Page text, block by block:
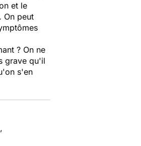
et le
On peut
? On ne
grave qu'il
s'en